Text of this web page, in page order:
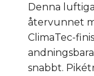
Denna
återvunnet
ClimaTec-
snabbt.